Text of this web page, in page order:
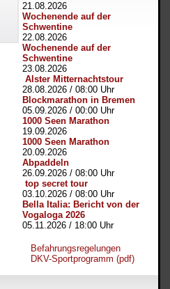
21.08.2026
Wochenende auf der
Schwentine
22.08.2026
Wochenende auf der
Schwentine
23.08.2026
Alster Mitternachtstour
28.08.2026 / 08:00 Uhr
Blockmarathon in Bremen
05.09.2026 / 00:00 Uhr
1000 Seen Marathon
19.09.2026
1000 Seen Marathon
20.09.2026
Abpaddeln
26.09.2026 / 08:00 Uhr
top secret tour
03.10.2026 / 08:00 Uhr
Bella Italia: Bericht von der
Vogaloga 2026
05.11.2026 / 18:00 Uhr
Befahrungsregelungen
DKV-Sportprogramm (pdf)